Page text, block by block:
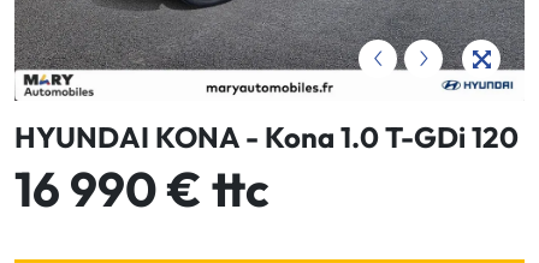
‹ ›
HYUNDAI KONA - Kona 1.0 T-GDi 120
16 990 € ttc